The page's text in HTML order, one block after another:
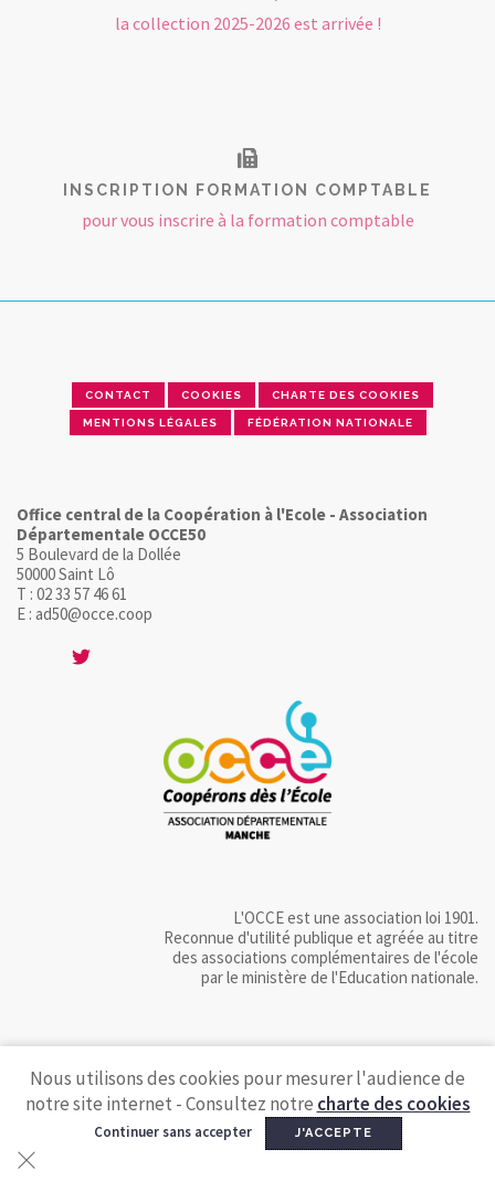
la collection 2025-2026 est arrivée !
INSCRIPTION FORMATION COMPTABLE
pour vous inscrire à la formation comptable
CONTACT COOKIES CHARTE DES COOKIES
MENTIONS LÉGALES FÉDÉRATION NATIONALE
Office central de la Coopération à l'Ecole - Association
Départementale OCCE50
5 Boulevard de la Dollée
50000 Saint Lô
T : 02 33 57 46 61
E : ad50@occe.coop
L'OCCE est une association loi 1901.
Reconnue d'utilité publique et agréée au titre
des associations complémentaires de l'école
par le ministère de l'Education nationale.
Nous utilisons des cookies pour mesurer l'audience de
notre site internet - Consultez notre charte des cookies
Continuer sans accepter J'ACCEPTE